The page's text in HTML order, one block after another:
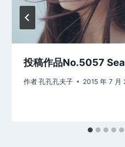
投稿作品No.5057
作者孔孔孔夫子 2015 年 7 月